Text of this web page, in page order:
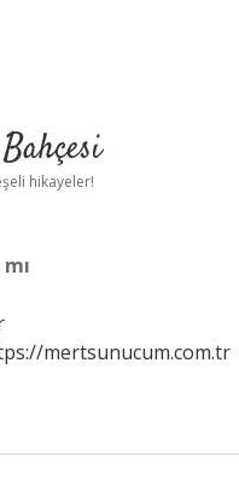
hikayeler!
mertsunucum.com.tr